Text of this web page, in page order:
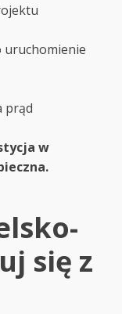
uruchomienie
prąd
w
się z